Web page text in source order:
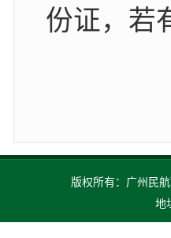
份证，若
版权所有：广州民
地